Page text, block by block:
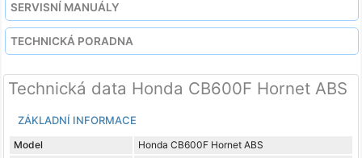
SERVISNÍ MANUÁLY
TECHNICKÁ PORADNA
Technická data Honda CB600F Hornet ABS
ZÁKLADNÍ INFORMACE
Model
Honda CB600F Hornet ABS